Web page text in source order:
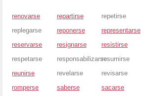
renovarse repartirse repetirse
replegarse
reponerse representarse
reservarse
resignarse resistirse
respetarse
responsabilizarseresumirse
reunirse
revelarse revisarse
romperse
saberse sacarse